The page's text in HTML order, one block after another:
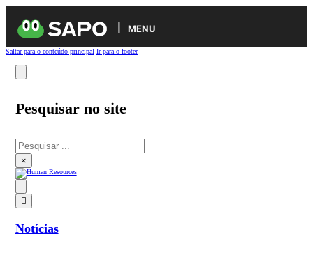
MENU
Saltar para o conteúdo principal Ir para o footer
Pesquisar no site
Pesquisar
×
Notícias